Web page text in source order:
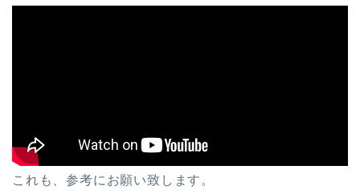
これも、参考にお願い致します。